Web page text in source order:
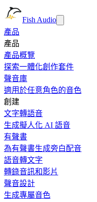
Fish Audio
產品
產品
產品概覽
探索一體化創作套件
聲音庫
適用於任意角色的音色
創建
文字轉語音
生成擬人化 AI 語音
有聲書
為有聲書生成旁白配音
語音轉文字
轉錄音訊和影片
聲音設計
生成專屬音色